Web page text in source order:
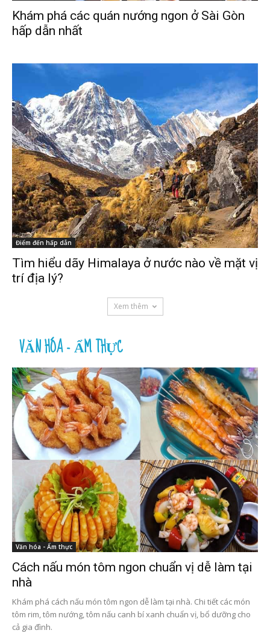
Khám phá các quán nướng ngon ở Sài Gòn
hấp dẫn nhất
Điểm đến hấp dẫn
Tìm hiểu dãy Himalaya ở nước nào về mặt vị
trí địa lý?
Xem thêm
VĂN HÓA - ẨM THỰC
Văn hóa - Ẩm thực
Cách nấu món tôm ngon chuẩn vị dễ làm tại
nhà
Khám phá cách nấu món tôm ngon dễ làm tại nhà. Chi tiết các món
tôm rim, tôm nướng, tôm nấu canh bí xanh chuẩn vị, bổ dưỡng cho
cả gia đình.